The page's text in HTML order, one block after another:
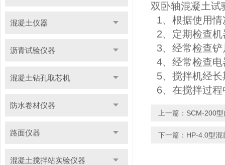
混凝土仪器
沥青试验仪器
混凝土钻孔取芯机
防水卷材仪器
路面仪器
混凝土搅拌站实验仪器
双卧轴混凝土试
1、根据使用
2、定期检查
3、经常检查
4、经常检查
5、搅拌机经
6、在搅拌过
上一篇： SCM-200
下一篇： HP-4.0型混